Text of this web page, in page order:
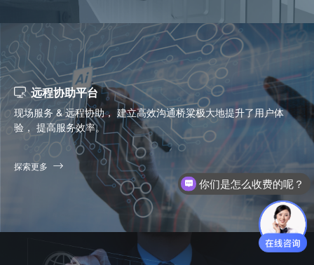
远程协助平台
现场服务 & 远程协助， 建立高效沟通桥粱极大地提升了用户体
验， 提高服务效率。
探索更多
你们是怎么收费的呢？